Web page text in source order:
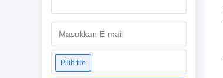
Pilih file